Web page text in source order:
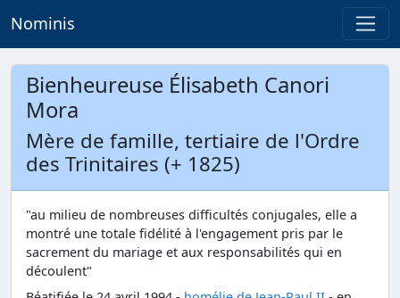
Nominis
Bienheureuse Élisabeth Canori
Mora
Mère de famille, tertiaire de l'Ordre
des Trinitaires (+ 1825)
"au milieu de nombreuses difficultés conjugales, elle a
montré une totale fidélité à l'engagement pris par le
sacrement du mariage et aux responsabilités qui en
découlent"